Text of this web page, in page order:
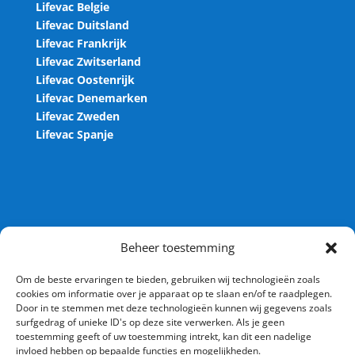
Beheer toestemming
Om de beste ervaringen te bieden, gebruiken wij technologieën zoals
cookies om informatie over je apparaat op te slaan en/of te raadplegen.
Door in te stemmen met deze technologieën kunnen wij gegevens zoals
surfgedrag of unieke ID's op deze site verwerken. Als je geen
toestemming geeft of uw toestemming intrekt, kan dit een nadelige
invloed hebben op bepaalde functies en mogelijkheden.
Lifevac Belgie
Lifevac Duitsland
Lifevac Frankrijk
Lifevac Zwitserland
Lifevac Oostenrijk
Lifevac Denemarken
Lifevac Zweden
Lifevac Spanje
Lifevac.nl
Arnesteinweg 36
4338 PD Middelburg
Nederland